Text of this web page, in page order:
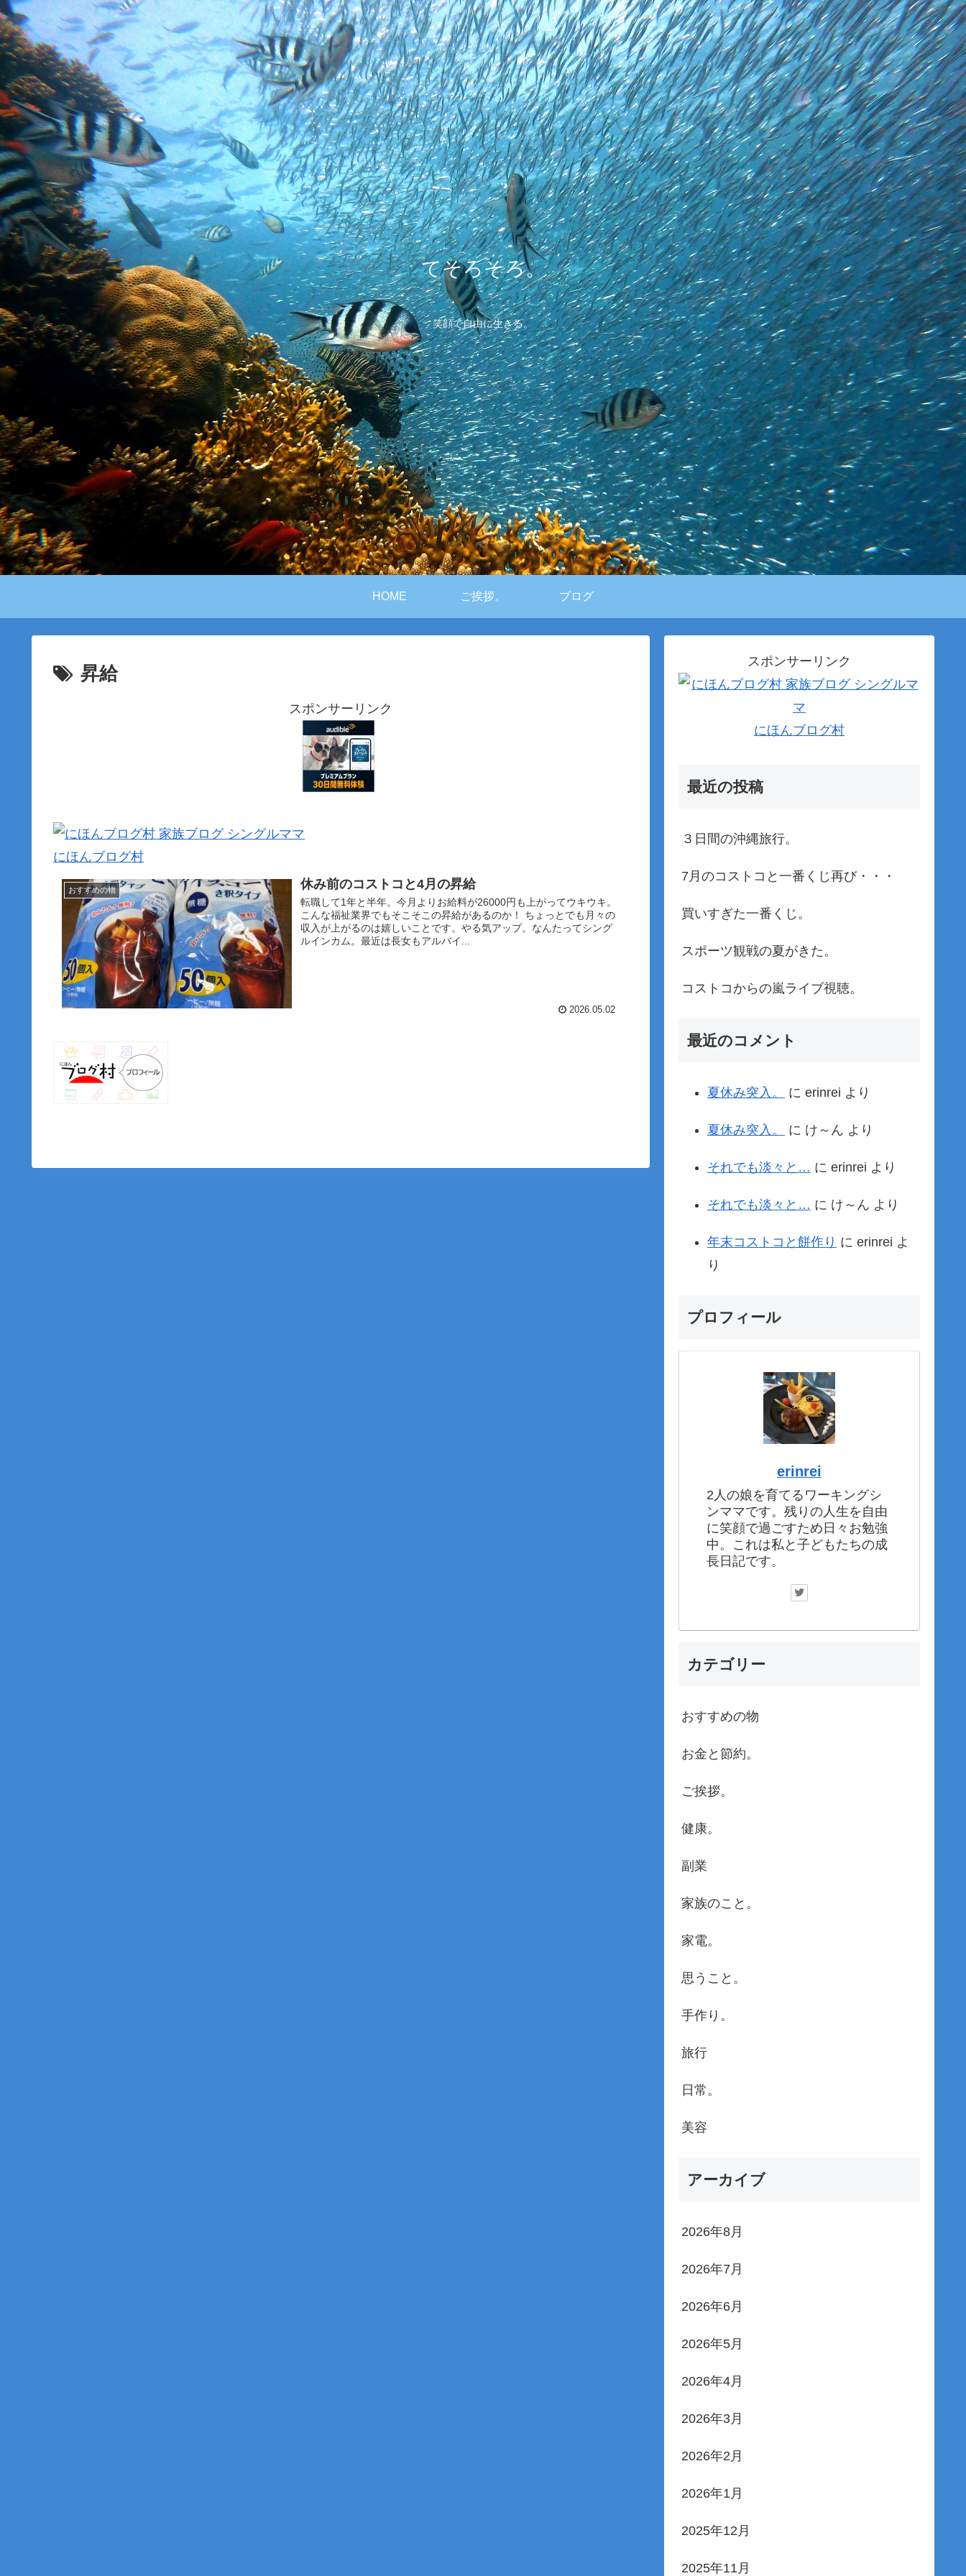
てそろそろ。
笑顔で自由に生きる。
HOME ご挨拶。 ブログ
昇給
スポンサーリンク
にほんブログ村
おすすめの物 休み前のコストコと4月の昇給
転職して1年と半年。今月よりお給料が26000円も上がってウキウキ。
こんな福祉業界でもそこそこの昇給があるのか！ ちょっとでも月々の
収入が上がるのは嬉しいことです。やる気アップ。なんたってシング
ルインカム。最近は長女もアルバイ...
2026.05.02
スポンサーリンク
にほんブログ村
最近の投稿
３日間の沖縄旅行。
7月のコストコと一番くじ再び・・・
買いすぎた一番くじ。
スポーツ観戦の夏がきた。
コストコからの嵐ライブ視聴。
最近のコメント
夏休み突入。 に erinrei より
夏休み突入。 に け～ん より
それでも淡々と… に erinrei より
それでも淡々と… に け～ん より
年末コストコと餅作り に erinrei よ
り
プロフィール
erinrei
2人の娘を育てるワーキングシ
ンママです。残りの人生を自由
に笑顔で過ごすため日々お勉強
中。これは私と子どもたちの成
長日記です。
カテゴリー
おすすめの物
お金と節約。
ご挨拶。
健康。
副業
家族のこと。
家電。
思うこと。
手作り。
旅行
日常。
美容
アーカイブ
2026年8月
2026年7月
2026年6月
2026年5月
2026年4月
2026年3月
2026年2月
2026年1月
2025年12月
2025年11月